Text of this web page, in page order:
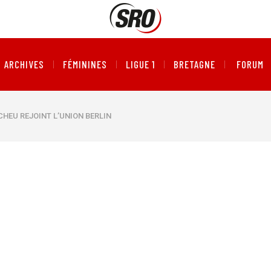
ARCHIVES FÉMININES LIGUE 1 BRETAGNE FORUM
REJOINT L’UNION BERLIN